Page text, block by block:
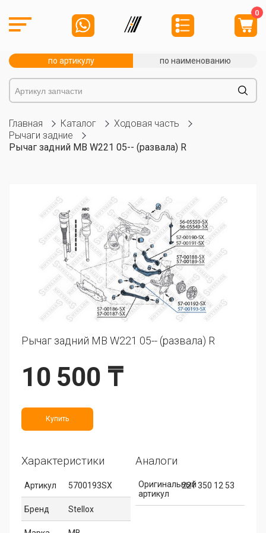
0
по артикулу по наименованию
Главная Каталог
Ходовая часть
Рычаги задние
Рычаг задний MB W221 05-- (развала) R
Рычаг задний MB W221 05-- (развала) R
10 500 ₸
Купить
Характеристики
Артикул 5700193SX
Бренд Stellox
Аналоги
Оригинальный
артикул
221 350 12 53